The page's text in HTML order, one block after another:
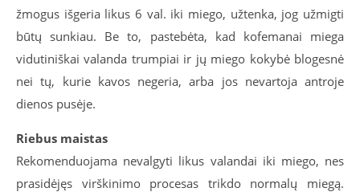
žmogus išgeria likus 6 val. iki miego, užtenka, jog užmigti
būtų sunkiau. Be to, pastebėta, kad kofemanai miega
vidutiniškai valanda trumpiai ir jų miego kokybė blogesnė
nei tų, kurie kavos negeria, arba jos nevartoja antroje
dienos pusėje.
Riebus maistas
Rekomenduojama nevalgyti likus valandai iki miego, nes
prasidėjęs virškinimo procesas trikdo normalų miegą.